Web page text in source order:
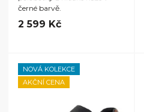
černé barvě.
2 599 Kč
NOVÁ KOLEKCE
AKČNÍ CENA